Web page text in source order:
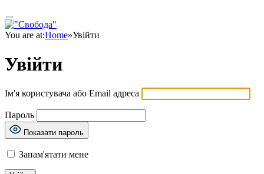
You are at:Home»Увійти
Увійти
Ім'я користувача або Email адреса
Пароль
Показати пароль
Запам'ятати мене